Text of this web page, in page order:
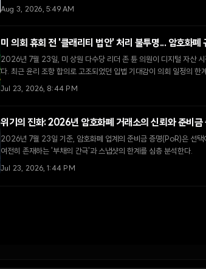
다.
Aug 3, 2026, 5:49 AM
미 의회 휴회 전 '클래리티 법안' 처리 불투명... 암호화폐
2026년 7월 23일, 미 상원 다수당 리더 존 튠 의원이 디지털 자산
다. 최근 윤리 조항 합의로 고조되었던 입법 기대감이 의회 일정의 한
Jul 23, 2026, 8:44 PM
위기의 진화: 2026년 암호화폐 거래소의 신뢰와 준비금
2026년 7월 23일 기준, 암호화폐 업계의 준비금 증명(PoR)은 선택
여전히 존재하는 '부채의 간극'과 스냅샷의 한계를 심층 분석한다.
Jul 23, 2026, 1:44 PM